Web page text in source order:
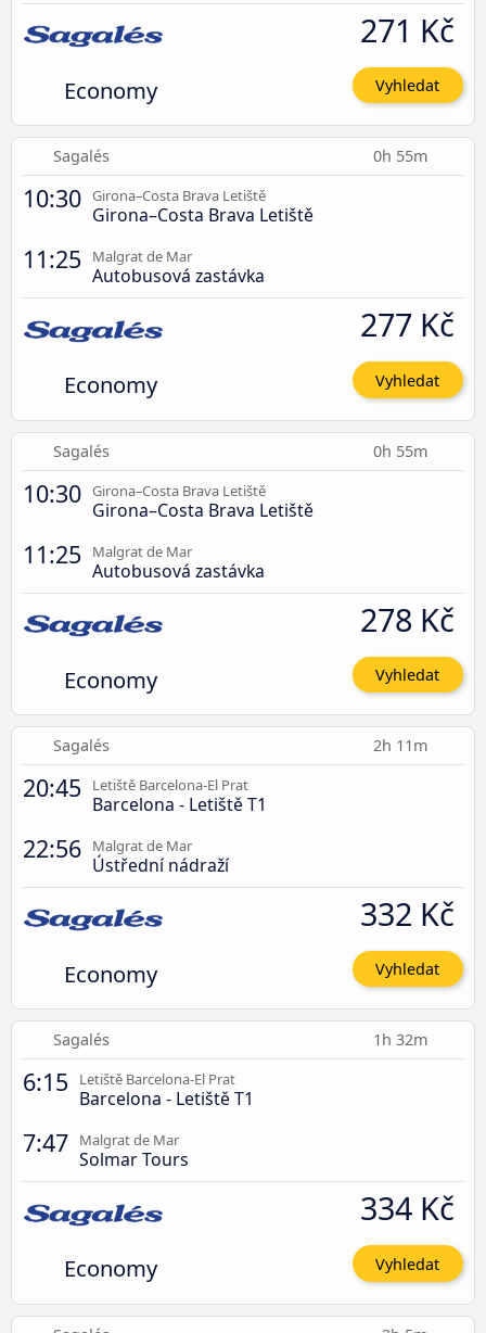
Economy
271 Kč
Vyhledat
Sagalés 0h 55m
10:30 Girona–Costa Brava Letiště
Girona–Costa Brava Letiště
11:25 Malgrat de Mar
Autobusová zastávka
Economy
277 Kč
Vyhledat
Sagalés 0h 55m
10:30 Girona–Costa Brava Letiště
Girona–Costa Brava Letiště
11:25 Malgrat de Mar
Autobusová zastávka
Economy
278 Kč
Vyhledat
Sagalés 2h 11m
20:45 Letiště Barcelona-El Prat
Barcelona - Letiště T1
22:56 Malgrat de Mar
Ústřední nádraží
Economy
332 Kč
Vyhledat
Sagalés 1h 32m
6:15 Letiště Barcelona-El Prat
Barcelona - Letiště T1
7:47 Malgrat de Mar
Solmar Tours
Economy
334 Kč
Vyhledat